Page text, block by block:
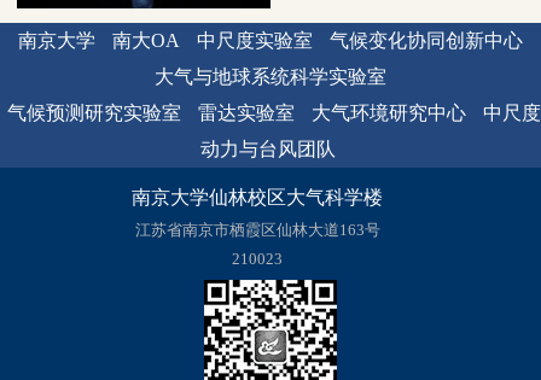
南京大学 南大OA 中尺度实验室
气候变化协同创新中心
大气与地球系统科学实验室
气候预测研究实验室
雷达实验室 大气环境研究中心
中尺度
动力与台风团队
南京大学仙林校区大气科学楼
江苏省南京市栖霞区仙林大道163号
210023